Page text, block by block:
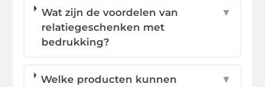
Wat zijn de voordelen van
relatiegeschenken met
bedrukking?
▼
Welke producten kunnen
▼